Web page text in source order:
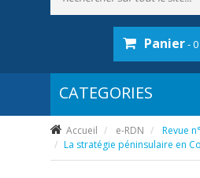
Panier-
Accueil e-RDN
Revue
La stratégie péninsulaire en